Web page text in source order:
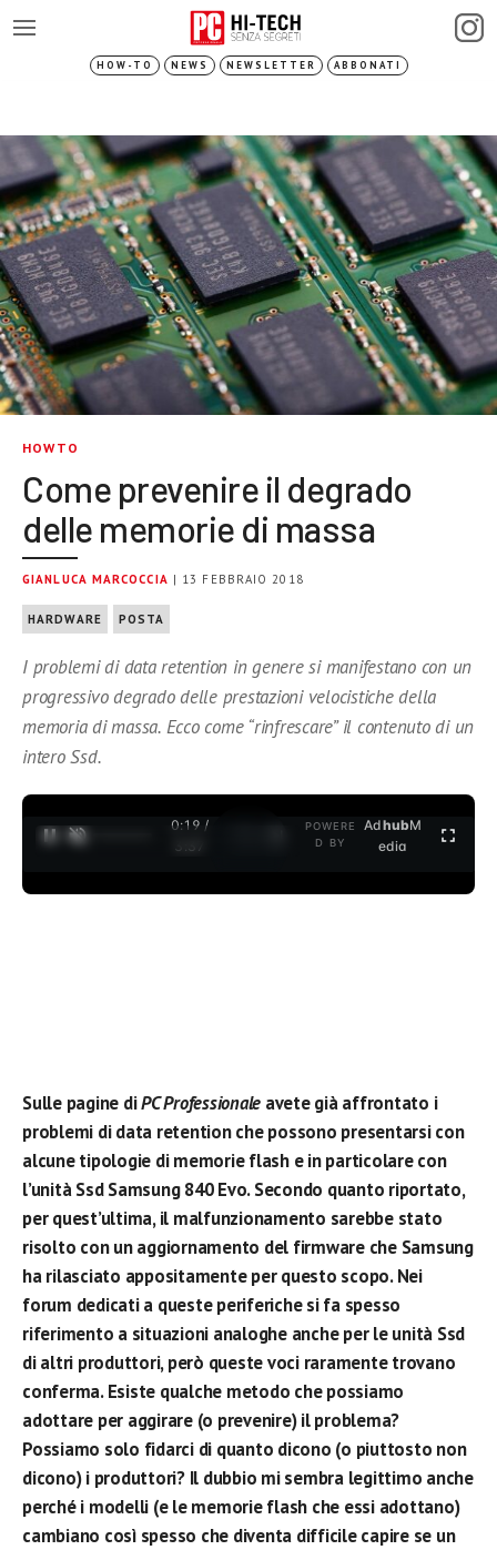
HOW-TO NEWS NEWSLETTER ABBONATI
HOWTO
Come prevenire il degrado
delle memorie di massa
GIANLUCA MARCOCCIA | 13 FEBBRAIO 2018
HARDWARE POSTA
I problemi di data retention in genere si manifestano con un
progressivo degrado delle prestazioni velocistiche della
memoria di massa. Ecco come “rinfrescare” il contenuto di un
intero Ssd.
0:19 /
3:37
POWERE
D BY
AdhubM
edia
Sulle pagine diPC Professionale avete già affrontato i
problemi di data retention che possono presentarsi con
alcune tipologie di memorie flash e in particolare con
l’unità Ssd Samsung 840 Evo. Secondo quanto riportato,
per quest’ultima, il malfunzionamento sarebbe stato
risolto con un aggiornamento del firmware che Samsung
ha rilasciato appositamente per questo scopo. Nei
forum dedicati a queste periferiche si fa spesso
riferimento a situazioni analoghe anche per le unità Ssd
di altri produttori, però queste voci raramente trovano
conferma. Esiste qualche metodo che possiamo
adottare per aggirare (o prevenire) il problema?
Possiamo solo fidarci di quanto dicono (o piuttosto non
dicono) i produttori? Il dubbio mi sembra legittimo anche
perché i modelli (e le memorie flash che essi adottano)
cambiano così spesso che diventa difficile capire se un